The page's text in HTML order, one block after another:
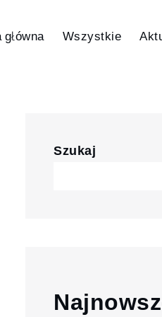
Wszystkie
Szukaj